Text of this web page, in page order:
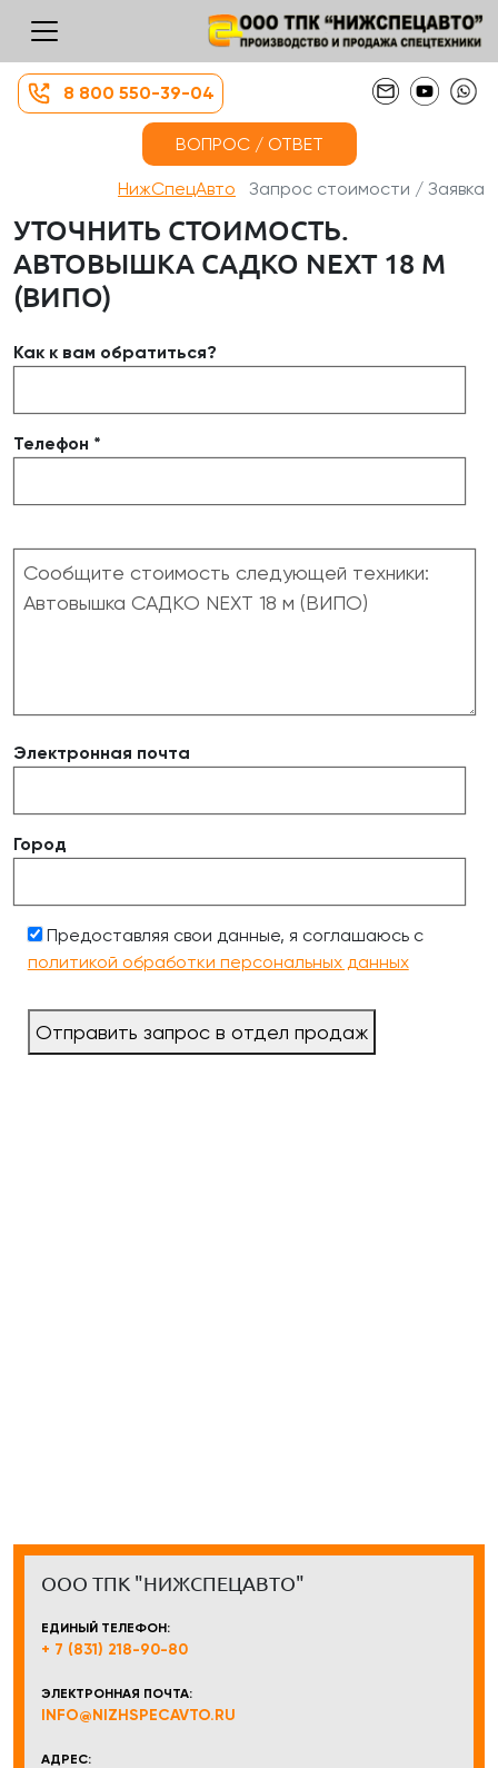
8 800 550-39-04
ВОПРОС / ОТВЕТ
НижСпецАвто Запрос стоимости / Заявка
УТОЧНИТЬ СТОИМОСТЬ.
АВТОВЫШКА САДКО NEXT 18 М
(ВИПО)
Как к вам обратиться?
Телефон *
Электронная почта
Город
Предоставляя свои данные, я соглашаюсь с
политикой обработки персональных данных
Отправить запрос в отдел продаж
ООО ТПК "НИЖСПЕЦАВТО"
ЕДИНЫЙ ТЕЛЕФОН:
+ 7 (831) 218-90-80
ЭЛЕКТРОННАЯ ПОЧТА:
INFO@NIZHSPECAVTO.RU
АДРЕС: